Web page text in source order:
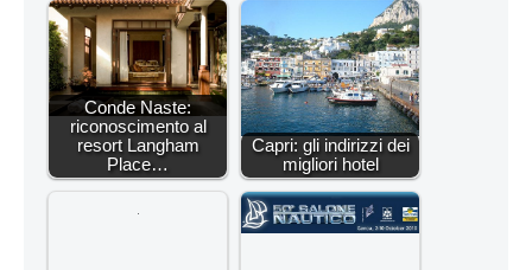
Conde Naste:
riconoscimento al
resort Langham
Place…
Capri: gli indirizzi dei
migliori hotel